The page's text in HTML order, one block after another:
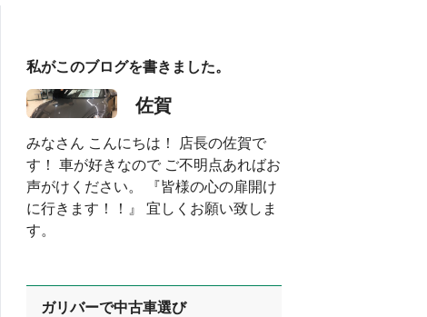
私がこのブログを書きました。
佐賀
みなさん こんにちは！ 店長の佐賀で
す！ 車が好きなので ご不明点あればお
声がけください。 『皆様の心の扉開け
に行きます！！』 宜しくお願い致しま
す。
ガリバーで中古車選び